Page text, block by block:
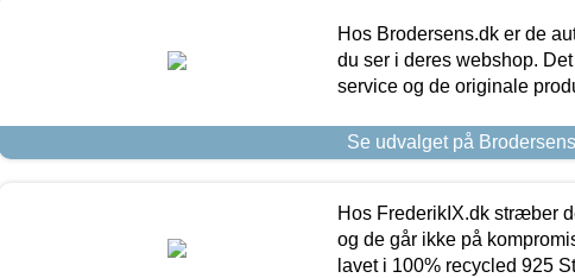
Hos Brodersens.dk er de
du ser i deres webshop.
service og de originale
Se udvalget på
Hos FrederikIX.dk stræber
og de går ikke på
lavet i 100% recycled 925